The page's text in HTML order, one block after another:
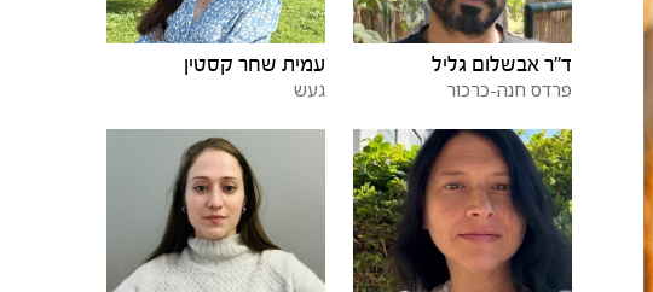
ד"ר אבשלום גליל
פרדס חנה-כרכור
עמית שחר קסטין
געש